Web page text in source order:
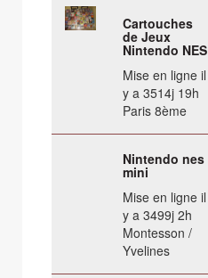
Cartouches
de Jeux
Nintendo NES
Mise en ligne il
y a 3514j 19h
Paris 8ème
Nintendo nes
mini
Mise en ligne il
y a 3499j 2h
Montesson /
Yvelines